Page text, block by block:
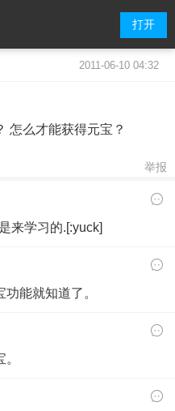
打开
2011-06-10 04:32
怎么才能获得元宝？
举报
来学习的.[:yuck]
能就知道了。